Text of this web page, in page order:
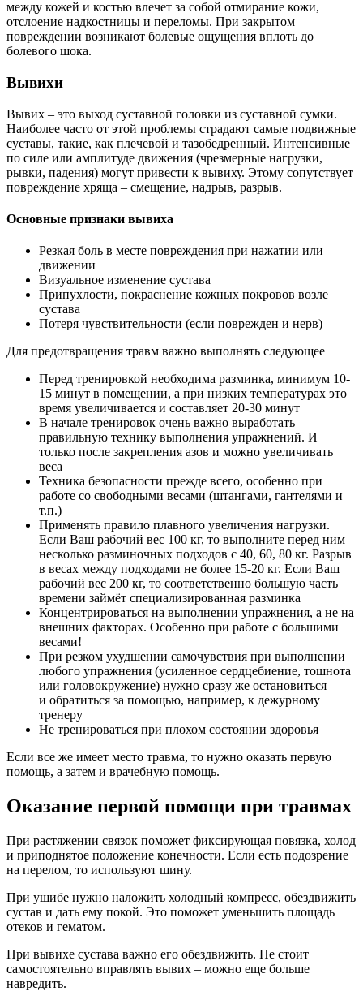
между кожей и костью влечет за собой отмирание кожи,
отслоение надкостницы и переломы. При закрытом
повреждении возникают болевые ощущения вплоть до
болевого шока.
Вывихи
Вывих – это выход суставной головки из суставной сумки.
Наиболее часто от этой проблемы страдают самые подвижные
суставы, такие, как плечевой и тазобедренный. Интенсивные
по силе или амплитуде движения (чрезмерные нагрузки,
рывки, падения) могут привести к вывиху. Этому сопутствует
повреждение хряща – смещение, надрыв, разрыв.
Основные признаки вывиха
Резкая боль в месте повреждения при нажатии или
движении
Визуальное изменение сустава
Припухлости, покраснение кожных покровов возле
сустава
Потеря чувствительности (если поврежден и нерв)
Для предотвращения травм важно выполнять следующее
Перед тренировкой необходима разминка, минимум 10-
15 минут в помещении, а при низких температурах это
время увеличивается и составляет 20-30 минут
В начале тренировок очень важно выработать
правильную технику выполнения упражнений. И
только после закрепления азов и можно увеличивать
веса
Техника безопасности прежде всего, особенно при
работе со свободными весами (штангами, гантелями и
т.п.)
Применять правило плавного увеличения нагрузки.
Если Ваш рабочий вес 100 кг, то выполните перед ним
несколько разминочных подходов с 40, 60, 80 кг. Разрыв
в весах между подходами не более 15-20 кг. Если Ваш
рабочий вес 200 кг, то соответственно большую часть
времени займёт специализированная разминка
Концентрироваться на выполнении упражнения, а не на
внешних факторах. Особенно при работе с большими
весами!
При резком ухудшении самочувствия при выполнении
любого упражнения (усиленное сердцебиение, тошнота
или головокружение) нужно сразу же остановиться
и обратиться за помощью, например, к дежурному
тренеру
Не тренироваться при плохом состоянии здоровья
Если все же имеет место травма, то нужно оказать первую
помощь, а затем и врачебную помощь.
Оказание первой помощи при травмах
При растяжении связок поможет фиксирующая повязка, холод
и приподнятое положение конечности. Если есть подозрение
на перелом, то используют шину.
При ушибе нужно наложить холодный компресс, обездвижить
сустав и дать ему покой. Это поможет уменьшить площадь
отеков и гематом.
При вывихе сустава важно его обездвижить. Не стоит
самостоятельно вправлять вывих – можно еще больше
навредить.